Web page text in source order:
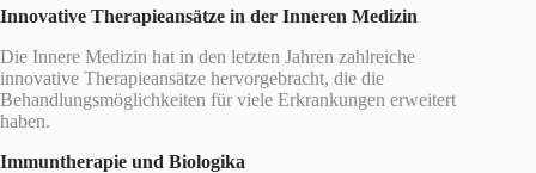
Innovative Therapieansätze in der Inneren Medizin
Die Innere Medizin hat in den letzten Jahren zahlreiche
innovative Therapieansätze hervorgebracht, die die
Behandlungsmöglichkeiten für viele Erkrankungen erweitert
haben.
Immuntherapie und Biologika